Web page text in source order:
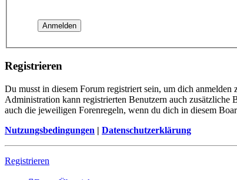
Registrieren
Du musst in diesem Forum registriert sein, um dich
Administration kann registrierten Benutzern auch zusätzliche
auch die jeweiligen Forenregeln, wenn du dich in diesem
Nutzungsbedingungen | Datenschutzerklärung
Registrieren